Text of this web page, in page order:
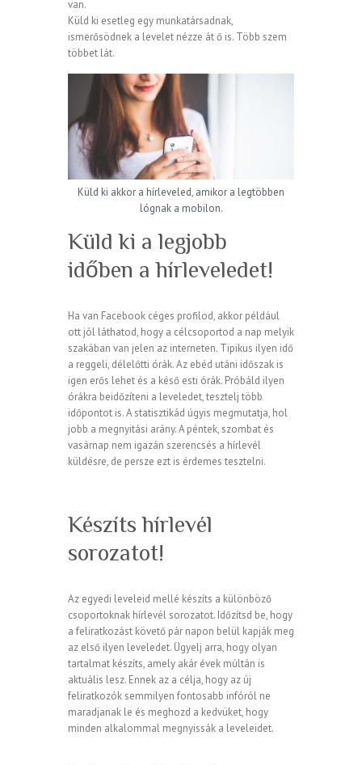
van.
Küld ki esetleg egy munkatársadnak,
ismerősödnek a levelet nézze át ő is. Több szem
többet lát.
Küld ki akkor a hírleveled, amikor a legtöbben
lógnak a mobilon.
Küld ki a legjobb
időben a hírleveledet!
Ha van Facebook céges profilod, akkor például
ott jól láthatod, hogy a célcsoportod a nap melyik
szakában van jelen az interneten. Tipikus ilyen idő
a reggeli, délelőtti órák. Az ebéd utáni időszak is
igen erős lehet és a késő esti órák. Próbáld ilyen
órákra beidőzíteni a leveledet, tesztelj több
időpontot is. A statisztikád úgyis megmutatja, hol
jobb a megnyitási arány. A péntek, szombat és
vasárnap nem igazán szerencsés a hírlevél
küldésre, de persze ezt is érdemes tesztelni.
Készíts hírlevél
sorozatot!
Az egyedi leveleid mellé készíts a különböző
csoportoknak hírlevél sorozatot. Időzítsd be, hogy
a feliratkozást követő pár napon belül kapják meg
az első ilyen leveledet. Ügyelj arra, hogy olyan
tartalmat készíts, amely akár évek múltán is
aktuális lesz. Ennek az a célja, hogy az új
feliratkozók semmilyen fontosabb infóról ne
maradjanak le és meghozd a kedvüket, hogy
minden alkalommal megnyissák a leveleidet.